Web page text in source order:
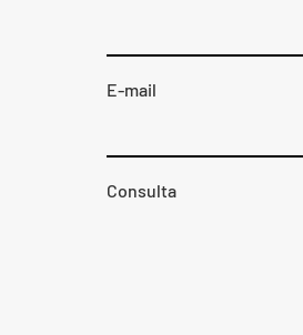
E-mail
Consulta